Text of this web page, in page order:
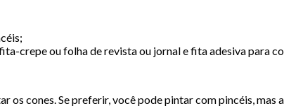
crepe ou folha de revista ou jornal e fita adesiva para
os cones. Se preferir, você pode pintar com pincéis,